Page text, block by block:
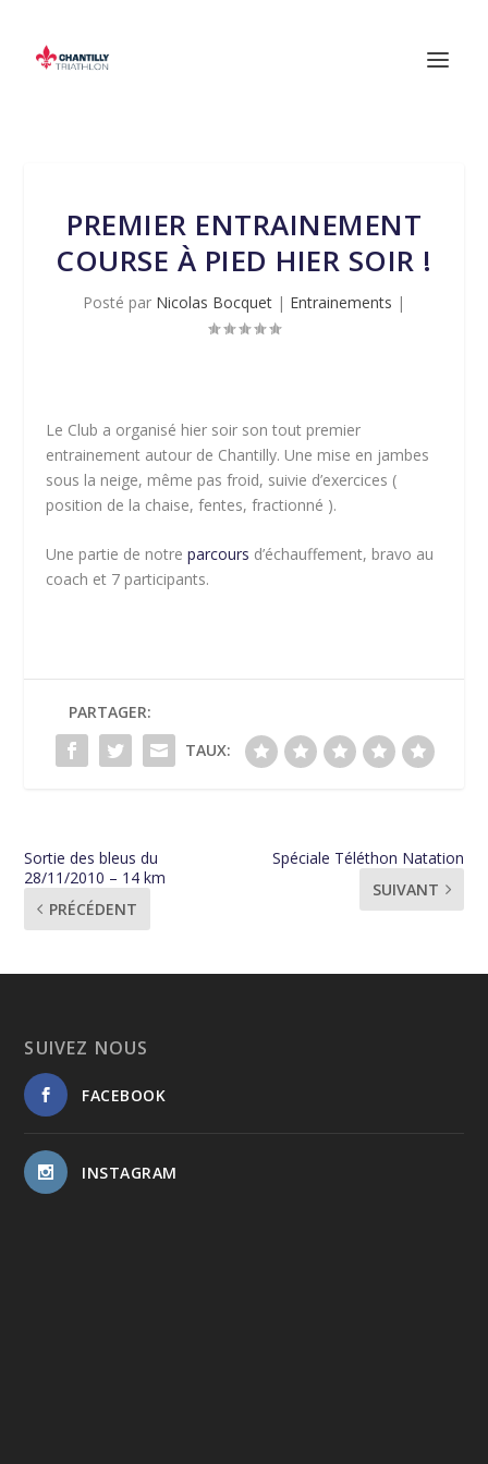
PREMIER ENTRAINEMENT
COURSE À PIED HIER SOIR !
Posté par Nicolas Bocquet | Entrainements |
Le Club a organisé hier soir son tout premier
entrainement autour de Chantilly. Une mise en jambes
sous la neige, même pas froid, suivie d’exercices (
position de la chaise, fentes, fractionné ).
Une partie de notreparcours d’échauffement, bravo au
coach et 7 participants.
PARTAGER:
TAUX:
Sortie des bleus du
28/11/2010 – 14 km
PRÉCÉDENT
Spéciale Téléthon Natation
SUIVANT
SUIVEZ NOUS
FACEBOOK
INSTAGRAM